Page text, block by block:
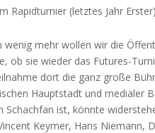
Rapidturnier (letztes Jahr Erster)
mehr wollen wir die
ob sie wieder das Futures-
dort die ganz große
Hauptstadt und medialer
Schachfan ist, könnte
Keymer, Hans Niemann,